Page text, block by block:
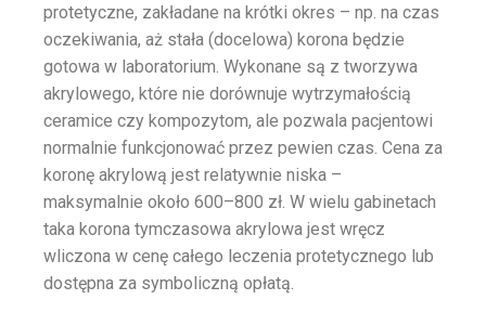
protetyczne, zakładane na krótki okres – np. na czas
oczekiwania, aż stała (docelowa) korona będzie
gotowa w laboratorium. Wykonane są z tworzywa
akrylowego, które nie dorównuje wytrzymałością
ceramice czy kompozytom, ale pozwala pacjentowi
normalnie funkcjonować przez pewien czas. Cena za
koronę akrylową jest relatywnie niska –
maksymalnie około 600–800 zł. W wielu gabinetach
taka korona tymczasowa akrylowa jest wręcz
wliczona w cenę całego leczenia protetycznego lub
dostępna za symboliczną opłatą.